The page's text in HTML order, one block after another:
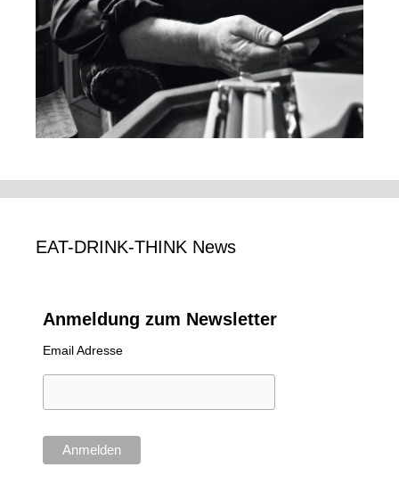
EAT-DRINK-THINK News
Anmeldung zum Newsletter
Email Adresse